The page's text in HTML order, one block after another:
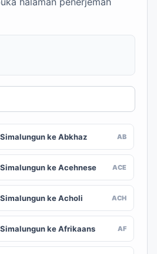
ke Abkhaz AB
ke Acehnese ACE
ke Acholi ACH
ke Afrikaans AF